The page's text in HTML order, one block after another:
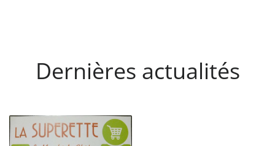
Dernières actualités